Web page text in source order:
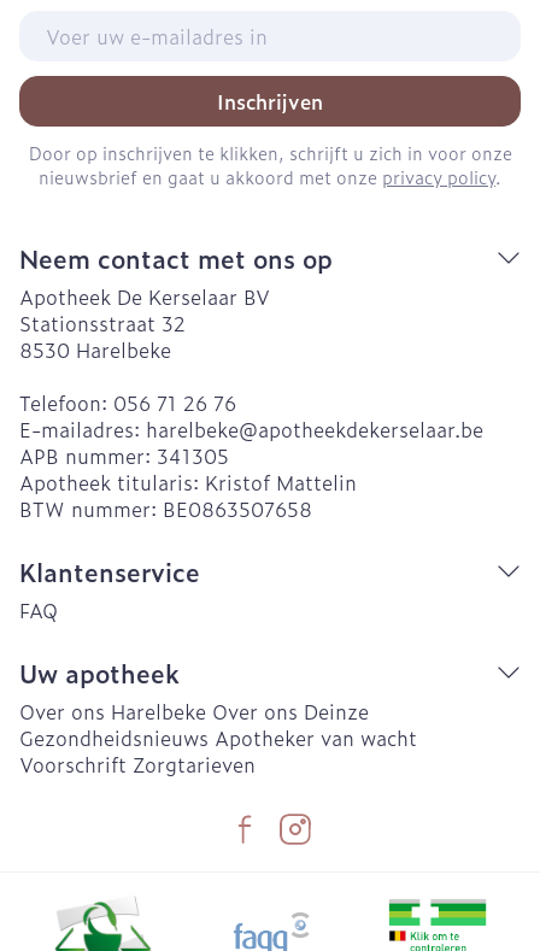
Inschrijven
Door op inschrijven te klikken, schrijft u zich in voor onze
nieuwsbrief en gaat u akkoord met onze privacy policy.
Neem contact met ons op
Apotheek De Kerselaar BV
Stationsstraat 32
8530 Harelbeke
Telefoon: 056 71 26 76
E-mailadres: harelbeke@apotheekdekerselaar.be
APB nummer: 341305
Apotheek titularis: Kristof Mattelin
BTW nummer: BE0863507658
Klantenservice
FAQ
Uw apotheek
Over ons Harelbeke Over ons Deinze
Gezondheidsnieuws Apotheker van wacht
Voorschrift Zorgtarieven